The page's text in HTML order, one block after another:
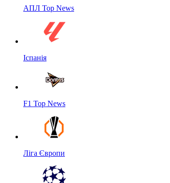
АПЛ Top News
Іспанія
F1 Top News
Ліга Європи